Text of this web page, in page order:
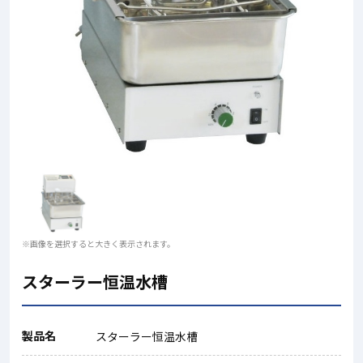
※画像を選択すると大きく表示されます。
スターラー恒温水槽
製品名 スターラー恒温水槽